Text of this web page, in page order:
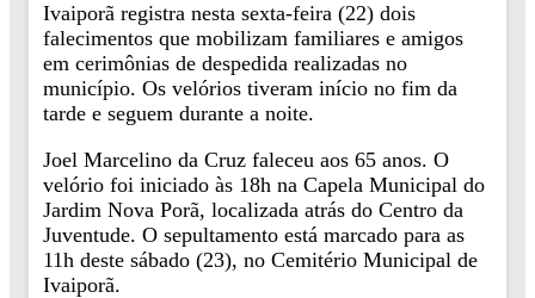
Ivaiporã registra nesta sexta-feira (22) dois
falecimentos que mobilizam familiares e amigos
em cerimônias de despedida realizadas no
município. Os velórios tiveram início no fim da
tarde e seguem durante a noite.
Joel Marcelino da Cruz faleceu aos 65 anos. O
velório foi iniciado às 18h na Capela Municipal do
Jardim Nova Porã, localizada atrás do Centro da
Juventude. O sepultamento está marcado para as
11h deste sábado (23), no Cemitério Municipal de
Ivaiporã.